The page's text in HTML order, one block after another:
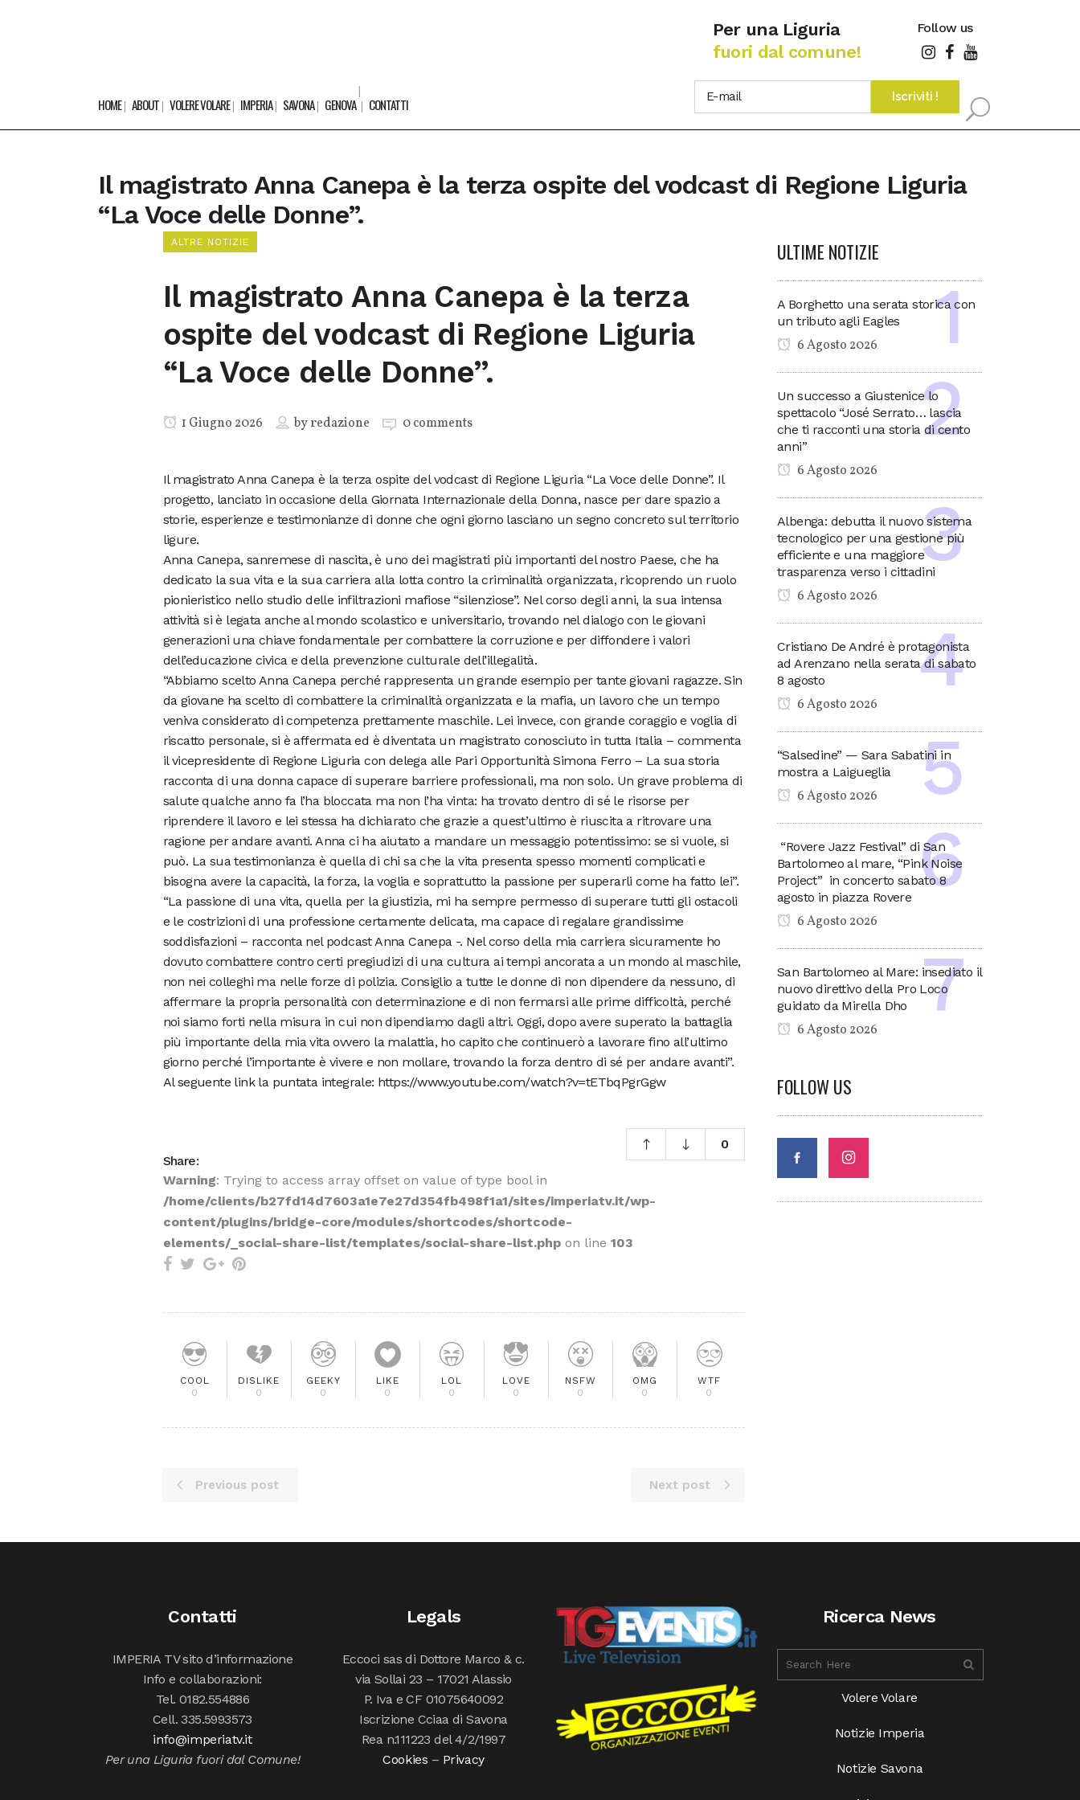
Per una Liguria
fuori dal comune!
Follow us
HOME ABOUT VOLERE VOLARE IMPERIA SAVONA GENOVA CONTATTI
Il magistrato Anna Canepa è la terza ospite del vodcast di Regione Liguria
“La Voce delle Donne”.
ALTRE NOTIZIE
Il magistrato Anna Canepa è la terza
ospite del vodcast di Regione Liguria
“La Voce delle Donne”.
1 Giugno 2026 byredazione 0 comments
Il magistrato Anna Canepa è la terza ospite del vodcast di Regione Liguria “La Voce delle Donne”. Il
progetto, lanciato in occasione della Giornata Internazionale della Donna, nasce per dare spazio a
storie, esperienze e testimonianze di donne che ogni giorno lasciano un segno concreto sul territorio
ligure.
Anna Canepa, sanremese di nascita, è uno dei magistrati più importanti del nostro Paese, che ha
dedicato la sua vita e la sua carriera alla lotta contro la criminalità organizzata, ricoprendo un ruolo
pionieristico nello studio delle infiltrazioni mafiose “silenziose”. Nel corso degli anni, la sua intensa
attività si è legata anche al mondo scolastico e universitario, trovando nel dialogo con le giovani
generazioni una chiave fondamentale per combattere la corruzione e per diffondere i valori
dell’educazione civica e della prevenzione culturale dell’illegalità.
“Abbiamo scelto Anna Canepa perché rappresenta un grande esempio per tante giovani ragazze. Sin
da giovane ha scelto di combattere la criminalità organizzata e la mafia, un lavoro che un tempo
veniva considerato di competenza prettamente maschile. Lei invece, con grande coraggio e voglia di
riscatto personale, si è affermata ed è diventata un magistrato conosciuto in tutta Italia – commenta
il vicepresidente di Regione Liguria con delega alle Pari Opportunità Simona Ferro – La sua storia
racconta di una donna capace di superare barriere professionali, ma non solo. Un grave problema di
salute qualche anno fa l’ha bloccata ma non l’ha vinta: ha trovato dentro di sé le risorse per
riprendere il lavoro e lei stessa ha dichiarato che grazie a quest’ultimo è riuscita a ritrovare una
ragione per andare avanti. Anna ci ha aiutato a mandare un messaggio potentissimo: se si vuole, si
può. La sua testimonianza è quella di chi sa che la vita presenta spesso momenti complicati e
bisogna avere la capacità, la forza, la voglia e soprattutto la passione per superarli come ha fatto lei”.
“La passione di una vita, quella per la giustizia, mi ha sempre permesso di superare tutti gli ostacoli
e le costrizioni di una professione certamente delicata, ma capace di regalare grandissime
soddisfazioni – racconta nel podcast Anna Canepa -. Nel corso della mia carriera sicuramente ho
dovuto combattere contro certi pregiudizi di una cultura ai tempi ancorata a un mondo al maschile,
non nei colleghi ma nelle forze di polizia. Consiglio a tutte le donne di non dipendere da nessuno, di
affermare la propria personalità con determinazione e di non fermarsi alle prime difficoltà, perché
noi siamo forti nella misura in cui non dipendiamo dagli altri. Oggi, dopo avere superato la battaglia
più importante della mia vita ovvero la malattia, ho capito che continuerò a lavorare fino all’ultimo
giorno perché l’importante è vivere e non mollare, trovando la forza dentro di sé per andare avanti”.
Al seguente link la puntata integrale: https://www.youtube.com/watch?v=tETbqPgrGgw
Share:
Warning: Trying to access array offset on value of type bool in
/home/clients/b27fd14d7603a1e7e27d354fb498f1a1/sites/imperiatv.it/wp-
content/plugins/bridge-core/modules/shortcodes/shortcode-
elements/_social-share-list/templates/social-share-list.phpon line 103
0
COOL
0
DISLIKE
0
GEEKY
0
LIKE
0
LOL
0
LOVE
0
NSFW
0
OMG
0
WTF
0
Previous post Next post
ULTIME NOTIZIE
A Borghetto una serata storica con
un tributo agli Eagles
6 Agosto 2026
Un successo a Giustenice lo
spettacolo “José Serrato… lascia
che ti racconti una storia di cento
anni”
6 Agosto 2026
Albenga: debutta il nuovo sistema
tecnologico per una gestione più
efficiente e una maggiore
trasparenza verso i cittadini
6 Agosto 2026
Cristiano De André è protagonista
ad Arenzano nella serata di sabato
8 agosto
6 Agosto 2026
“Salsedine” — Sara Sabatini in
mostra a Laigueglia
6 Agosto 2026
“Rovere Jazz Festival” di San
Bartolomeo al mare, “Pink Noise
Project” in concerto sabato 8
agosto in piazza Rovere
6 Agosto 2026
San Bartolomeo al Mare: insediato il
nuovo direttivo della Pro Loco
guidato da Mirella Dho
6 Agosto 2026
FOLLOW US
Contatti
IMPERIA TV sito d’informazione
Info e collaborazioni:
Tel. 0182.554886
Cell. 335.5993573
info@imperiatv.it
Per una Liguria fuori dal Comune!
Legals
Eccoci sas di Dottore Marco & c.
via Sollai 23 – 17021 Alassio
P. Iva e CF 01075640092
Iscrizione Cciaa di Savona
Rea n.111223 del 4/2/1997
Cookies – Privacy
Ricerca News
Volere Volare
Notizie Imperia
Notizie Savona